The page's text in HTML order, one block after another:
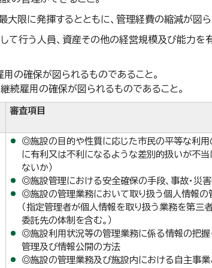
限に発揮するとともに、管理経費の縮減が図ら
て行う人員、資産その他の経営規模及び能力を
の確保が図られるものであること。
続雇用の確保が図られるものであること。
審査項目
◎施設の目的や性質に応じた市民の平等な利用
に有利又は不利になるような差別的扱いが不
ないか）
◎施設管理における安全確保の手段、事故・災
◎施設の管理業務において取り扱う個人情報の
（指定管理者が個人情報を取り扱う業務を第三
委託先の体制を含む。）
◎施設利用状況等の管理業務に係る情報の把握
管理及び情報公開の方法
◎施設の管理業務及び施設内における自主事業